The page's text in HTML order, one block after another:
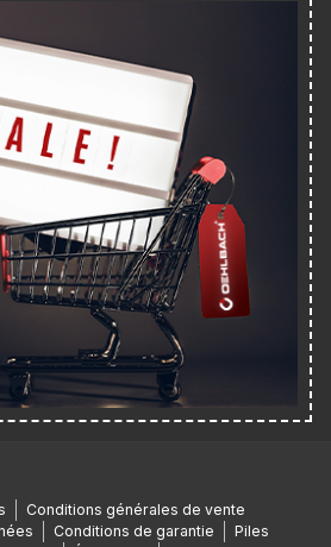
Conditions générales de vente
Conditions de garantie
Piles